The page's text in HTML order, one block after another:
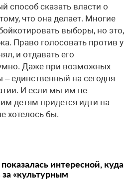
способ сказать власти о
что она делает. Многие
выборы, но это,
Право голосовать против у
и отдавать его
Даже при возможных
– единственный на сегодня
И если мы им не
детям придется идти на
хотелось бы.
интересной, куда
«культурным